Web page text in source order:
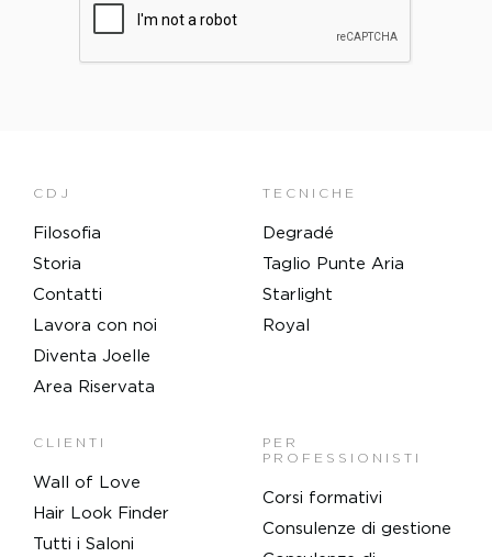
PLEASE VERIFY YOUR REQUEST*
CDJ
Filosofia
Storia
Contatti
Lavora con noi
Diventa Joelle
Area Riservata
TECNICHE
Degradé
Taglio Punte Aria
Starlight
Royal
CLIENTI
Wall of Love
Hair Look Finder
Tutti i Saloni
PER
PROFESSIONISTI
Corsi formativi
Consulenze di gestione